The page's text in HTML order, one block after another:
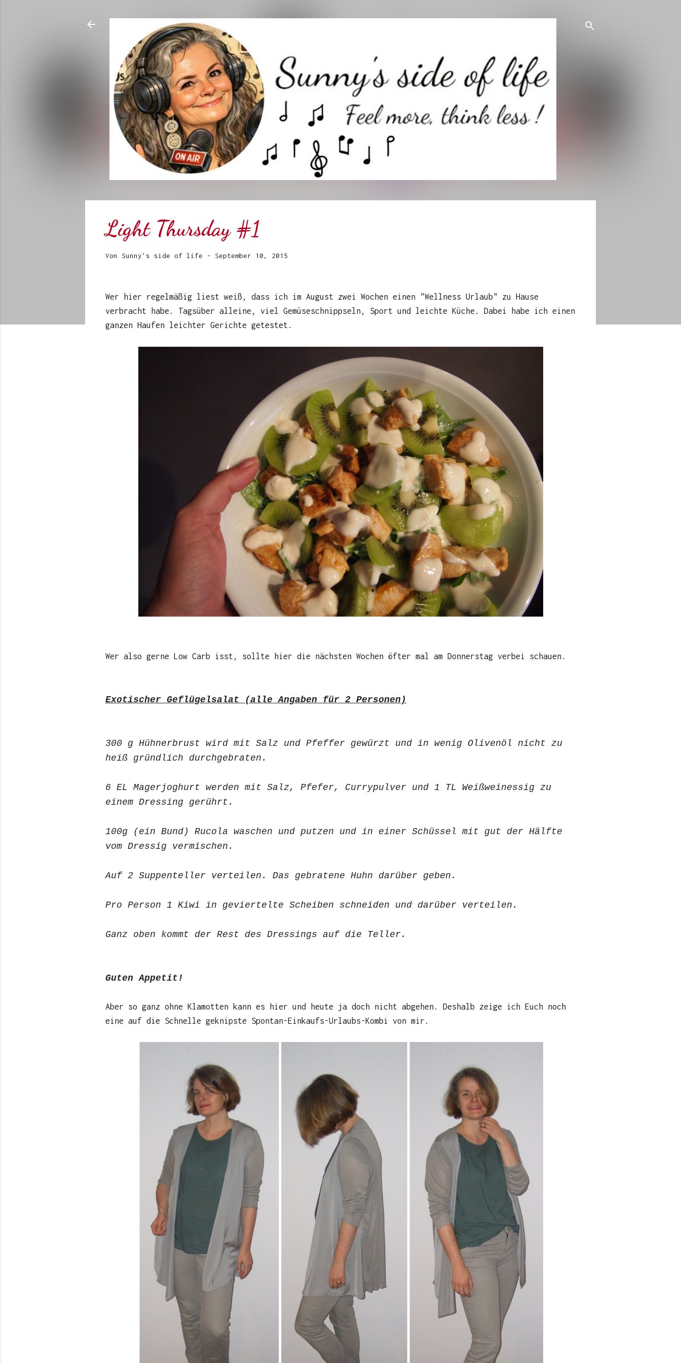
Light Thursday #1
Von Sunny's side of life - September 10, 2015
Wer hier regelmäßig liest weiß, dass ich im August zwei Wochen einen "Wellness Urlaub" zu Hause
verbracht habe. Tagsüber alleine, viel Gemüseschnippseln, Sport und leichte Küche. Dabei habe ich einen
ganzen Haufen leichter Gerichte getestet.
Wer also gerne Low Carb isst, sollte hier die nächsten Wochen öfter mal am Donnerstag verbei schauen.
Exotischer Geflügelsalat (alle Angaben für 2 Personen)
300 g Hühnerbrust wird mit Salz und Pfeffer gewürzt und in wenig Olivenöl nicht zu
heiß gründlich durchgebraten.
6 EL Magerjoghurt werden mit Salz, Pfefer, Currypulver und 1 TL Weißweinessig zu
einem Dressing gerührt.
100g (ein Bund) Rucola waschen und putzen und in einer Schüssel mit gut der Hälfte
vom Dressig vermischen.
Auf 2 Suppenteller verteilen. Das gebratene Huhn darüber geben.
Pro Person 1 Kiwi in geviertelte Scheiben schneiden und darüber verteilen.
Ganz oben kommt der Rest des Dressings auf die Teller.
Guten Appetit!
Aber so ganz ohne Klamotten kann es hier und heute ja doch nicht abgehen. Deshalb zeige ich Euch noch
eine auf die Schnelle geknipste Spontan-Einkaufs-Urlaubs-Kombi von mir.